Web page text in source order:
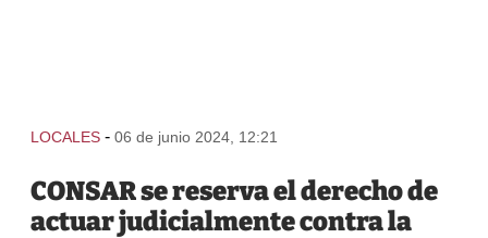
LOCALES - 06 de junio 2024, 12:21
CONSAR se reserva el derecho de
actuar judicialmente contra la